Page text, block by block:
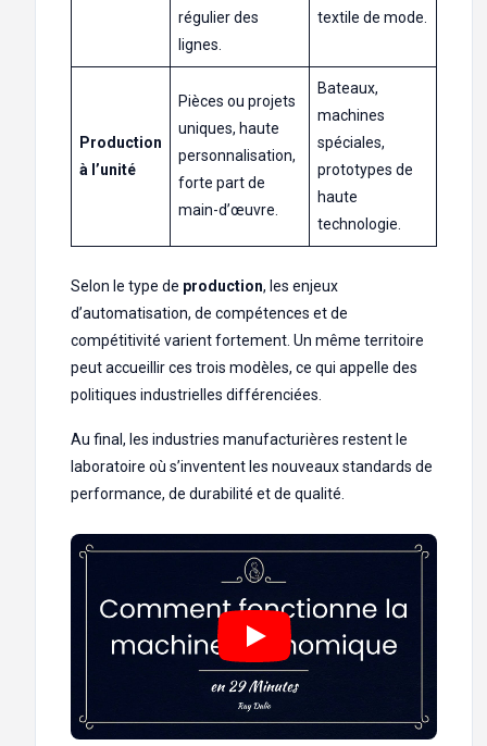
régulier des
lignes.
textile de mode.
Production
à l’unité
Pièces ou projets
uniques, haute
personnalisation,
forte part de
main-d’œuvre.
Bateaux,
machines
spéciales,
prototypes de
haute
technologie.
Selon le type de production, les enjeux
d’automatisation, de compétences et de
compétitivité varient fortement. Un même territoire
peut accueillir ces trois modèles, ce qui appelle des
politiques industrielles différenciées.
Au final, les industries manufacturières restent le
laboratoire où s’inventent les nouveaux standards de
performance, de durabilité et de qualité.